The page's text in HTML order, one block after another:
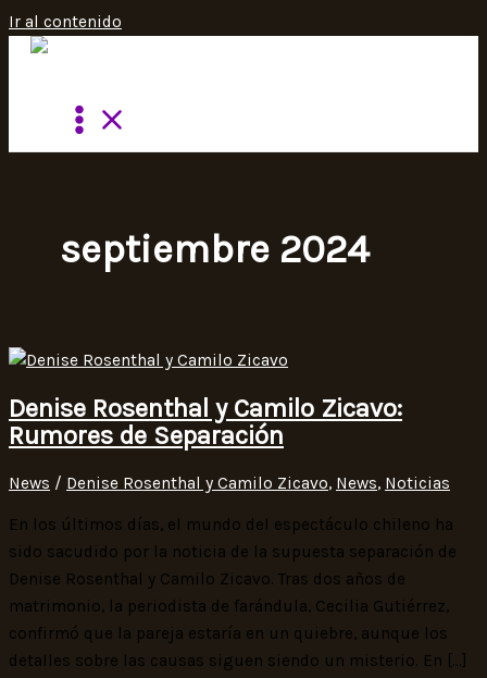
Ir al contenido
septiembre 2024
Denise Rosenthal y Camilo Zicavo:
Rumores de Separación
News / Denise Rosenthal y Camilo Zicavo, News, Noticias
En los últimos días, el mundo del espectáculo chileno ha
sido sacudido por la noticia de la supuesta separación de
Denise Rosenthal y Camilo Zicavo. Tras dos años de
matrimonio, la periodista de farándula, Cecilia Gutiérrez,
confirmó que la pareja estaría en un quiebre, aunque los
detalles sobre las causas siguen siendo un misterio. En […]